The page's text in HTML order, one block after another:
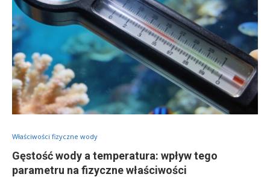
Właściwości fizyczne wody
Gęstość wody a temperatura: wpływ tego
parametru na fizyczne właściwości